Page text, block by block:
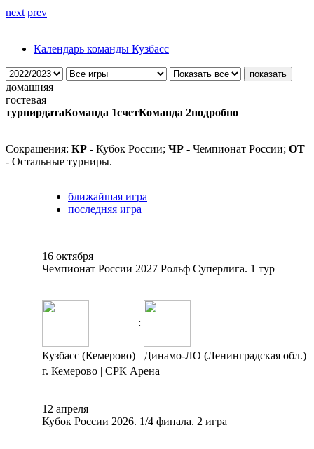
next prev
Календарь команды Кузбасс
домашняя
гостевая
турнирдатаКоманда 1счетКоманда 2подробно
Сокращения: КР - Кубок России; ЧР - Чемпионат России; ОТ
- Остальные турниры.
ближайшая игра
последняя игра
16 октября
Чемпионат России 2027 Рольф Суперлига. 1 тур
:
Кузбасс (Кемерово)
Динамо-ЛО (Ленинградская обл.)
г. Кемерово | СРК Арена
12 апреля
Кубок России 2026. 1/4 финала. 2 игра